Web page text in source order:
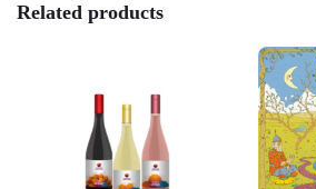
Related products